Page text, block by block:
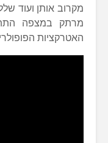
מקרוב אותן ועוד
מרתק במצפה
האטרקציות